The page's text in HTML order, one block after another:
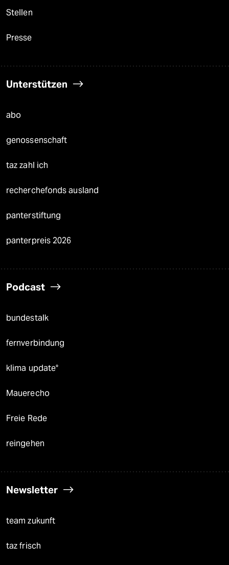
Stellen
Presse
Unterstützen
abo
genossenschaft
taz zahl ich
recherchefonds ausland
panterstiftung
panterpreis 2026
Podcast
bundestalk
fernverbindung
klima update°
Mauerecho
Freie Rede
reingehen
Newsletter
team zukunft
taz frisch